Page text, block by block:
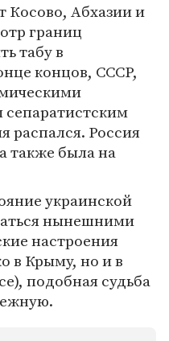
Косово, Абхазии и
границ
табу в
концов, СССР,
распался. Россия
также была на
украинской
нынешними
настроения
в Крыму, но и в
подобная судьба